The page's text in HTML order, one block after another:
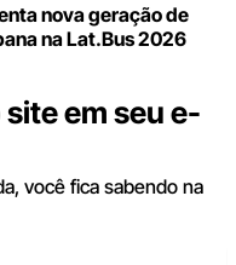
nova geração de
na Lat.Bus 2026
em seu e-
você fica sabendo na